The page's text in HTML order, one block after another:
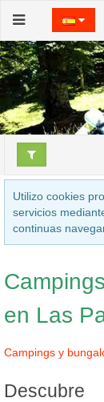
Utilizo cookies
servicios
continuas
en Las
Campings y